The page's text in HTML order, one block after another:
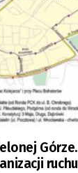
Górze.
ruchu